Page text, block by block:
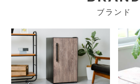
ブランド